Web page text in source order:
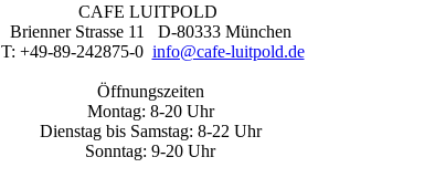
CAFE LUITPOLD
Brienner Strasse 11 D-80333 München
T: +49-89-242875-0 info@cafe-luitpold.de
Öffnungszeiten
Montag: 8-20 Uhr
Dienstag bis Samstag: 8-22 Uhr
Sonntag: 9-20 Uhr